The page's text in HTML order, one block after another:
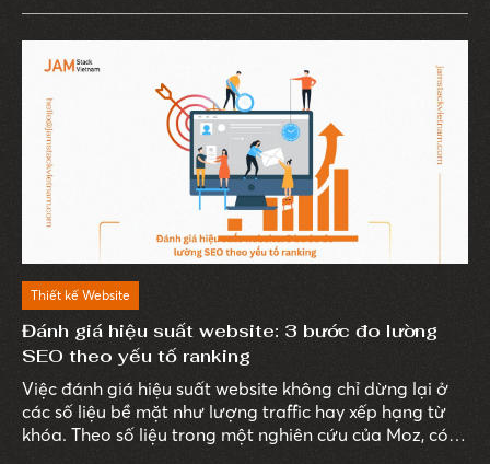
For Lead Gen”, gần 60% doanh nghiệp B2B cho biết
SEO là vũ khí chính giúp họ tạo khách hàng tiềm năng.
Thiết kế Website
Đánh giá hiệu suất website: 3 bước đo lường
SEO theo yếu tố ranking
Việc đánh giá hiệu suất website không chỉ dừng lại ở
các số liệu bề mặt như lượng traffic hay xếp hạng từ
khóa. Theo số liệu trong một nghiên cứu của Moz, có